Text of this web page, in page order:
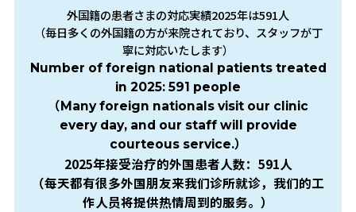
外国籍の患者さまの対応実績2025年は591人
（毎日多くの外国籍の方が来院されており、スタッフが丁
寧に対応いたします）
Number of foreign national patients treated
in 2025: 591 people
（Many foreign nationals visit our clinic
every day, and our staff will provide
courteous service.）
2025年接受治疗的外国患者人数：591人
（每天都有很多外国朋友来我们诊所就诊，我们的工
作人员将提供热情周到的服务。）